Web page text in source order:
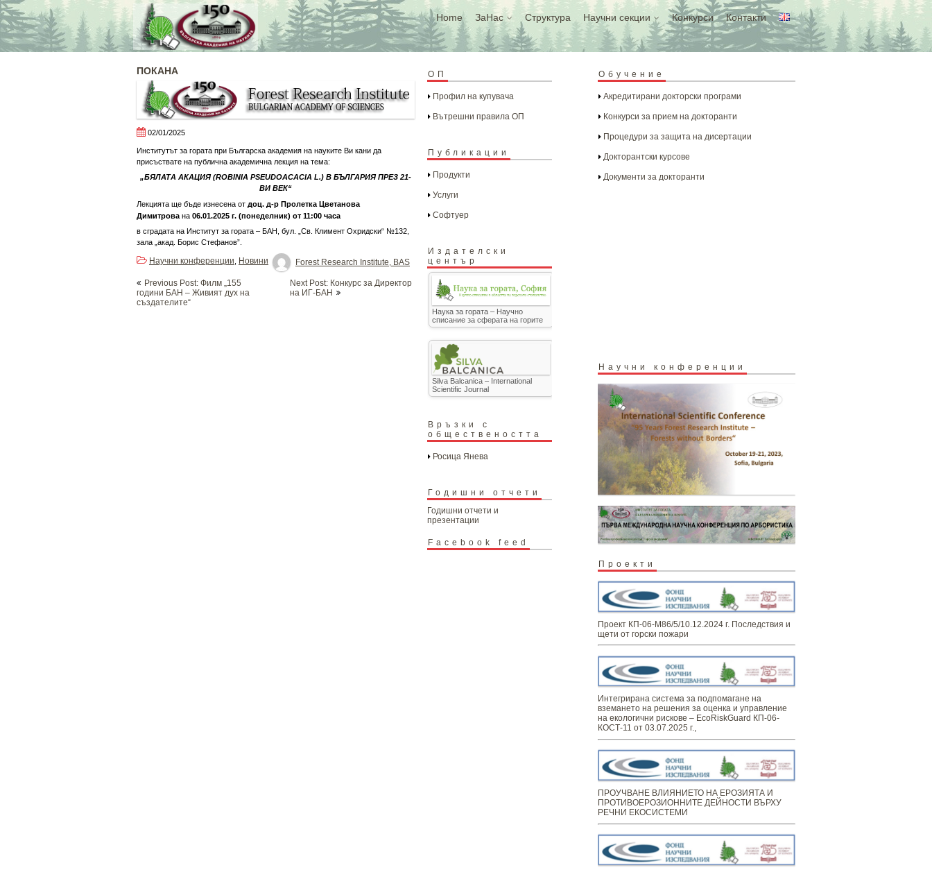
Skip
to
content
Home ЗаНас Структура Научни секции Конкурси Контакти
ПОКАНА
02/01/2025
Институтът за гората при Българска академия на науките Ви кани да
присъствате на публична академична лекция на тема:
„БЯЛАТА АКАЦИЯ (ROBINIA PSEUDOACACIA L.) В БЪЛГАРИЯ ПРЕЗ 21-
ВИ ВЕК“
Лекцията ще бъде изнесена от доц. д-р Пролетка Цветанова
Димитрова на 06.01.2025 г. (понеделник) от 11:00 часа
в сградата на Институт за гората – БАН, бул. „Св. Климент Охридски“ №132,
зала „акад. Борис Стефанов”.
Forest Research Institute, BAS
Научни конференции
Новини
navigation
Previous Post: Филм „155
години БАН – Живият дух на
създателите“
Next Post: Конкурс за Директор
на ИГ-БАН
ОП
Профил на купувача
Вътрешни правила ОП
Публикации
Продукти
Услуги
Софтуер
Издателски
център
Наука за гората – Научно
списание за сферата на горите
Silva Balcanica – International
Scientific Journal
Връзки с
обществеността
Росица Янева
Годишни отчети
Годишни отчети и
презентации
Facebook feed
Обучение
Акредитирани докторски програми
Конкурси за прием на докторанти
Процедури за защита на дисертации
Докторантски курсове
Документи за докторанти
Научни конференции
Проекти
Проект КП-06-М86/5/10.12.2024 г. Последствия и
щети от горски пожари
Интегрирана система за подпомагане на
вземането на решения за оценка и управление
на екологични рискове – EcoRiskGuard КП-06-
КОСТ-11 от 03.07.2025 г.,
ПРОУЧВАНЕ ВЛИЯНИЕТО НА ЕРОЗИЯТА И
ПРОТИВОЕРОЗИОННИТЕ ДЕЙНОСТИ ВЪРХУ
РЕЧНИ ЕКОСИСТЕМИ